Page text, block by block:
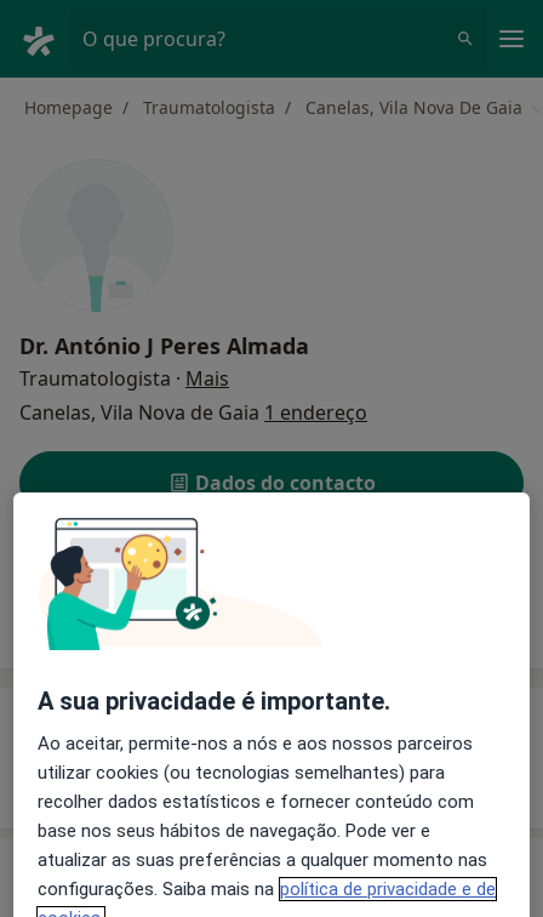
O que procura?
Homepage Traumatologista Canelas, Vila Nova De Gaia
Dr. António J Peres Almada
Traumatologista · Mais
Canelas, Vila Nova de Gaia 1 endereço
Dados do contacto
Solicite um atendimento
Experiência Preços
Experiência
Mostrar mais detalhes
sobre a experiência
Preços
A sua privacidade é importante.
Ao aceitar, permite-nos a nós e aos nossos parceiros
utilizar cookies (ou tecnologias semelhantes) para
recolher dados estatísticos e fornecer conteúdo com
base nos seus hábitos de navegação. Pode ver e
atualizar as suas preferências a qualquer momento nas
configurações. Saiba mais na política de privacidade e de